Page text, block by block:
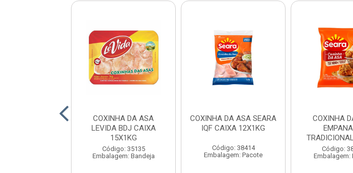
COXINHA DA ASA
LEVIDA BDJ CAIXA
15X1KG
Código: 35135
Embalagem: Bandeja
COXINHA DA ASA SEARA
IQF CAIXA 12X1KG
Código: 38414
Embalagem: Pacote
COXINHA
CAIXA
Código:
Embalagem: